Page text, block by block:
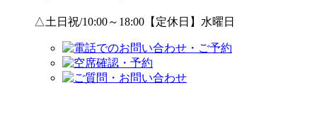
△土日祝/10:00～18:00【定休日】水曜日